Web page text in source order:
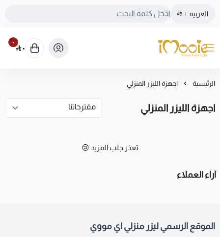
العربية |
الموقع الرسمي ليزر منزلي اي مووي
٠
٠
الرئيسية اجهزة الليزر المنزلي
اجهزة الليزر المنزلي
تعذر جلب المزيد 😢
آراء العملاء
الموقع الرسمي ليزر منزلي اي مووي